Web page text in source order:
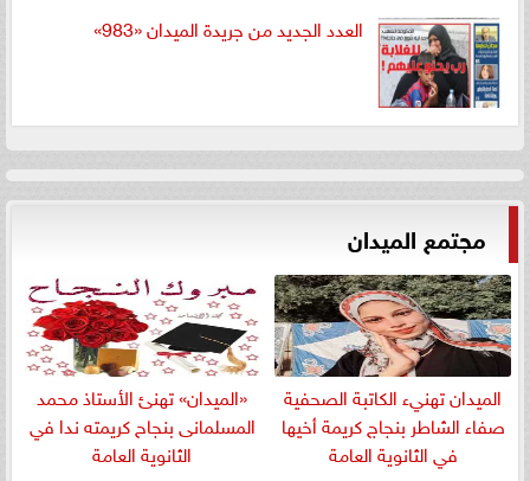
العدد الجديد من جريدة الميدان «983»
مجتمع الميدان
الميدان تهنيء الكاتبة الصحفية
صفاء الشاطر بنجاج كريمة أخيها
في الثانوية العامة
«الميدان» تهنئ الأستاذ محمد
المسلمانى بنجاح كريمته ندا في
الثانوية العامة